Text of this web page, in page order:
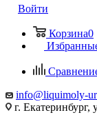
Войти
Корзина0
info@liquimoly-
г. Екатеринбург,